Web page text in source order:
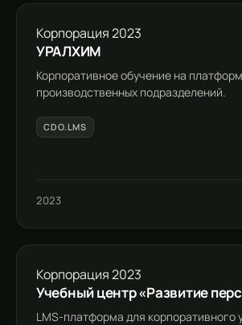
Корпорация2023
УРАЛХИМ
Корпоративное обучение на
производственных подразделений.
CDO.LMS
2023
Корпорация2023
Учебный центр «Развитие
LMS-платформа для корпоративного